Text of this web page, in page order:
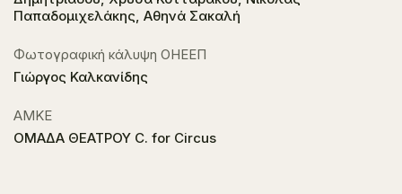
Παπαδομιχελάκης, Αθηνά Σακαλή
Φωτογραφική κάλυψη ΟΗΕΕΠ
Γιώργος Καλκανίδης
ΑΜΚΕ
ΟΜΑΔΑ ΘΕΑΤΡΟΥ C. for Circus